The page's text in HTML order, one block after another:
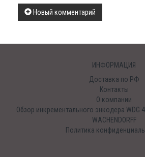
Новый комментарий
ИНФОРМАЦИЯ
Доставка по РФ
Контакты
О компании
Обзор инкрементального энкодера WDG
WACHENDORFF
Политика